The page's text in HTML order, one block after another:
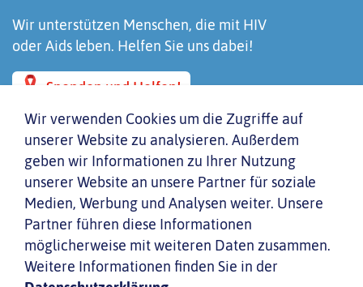
Wir unterstützen Menschen, die mit HIV
oder Aids leben. Helfen Sie uns dabei!
Spenden und Helfen!
Inhaltsverzeichnis
Wir verwenden Cookies um die Zugriffe auf
unserer Website zu analysieren. Außerdem
geben wir Informationen zu Ihrer Nutzung
unserer Website an unsere Partner für soziale
Medien, Werbung und Analysen weiter. Unsere
Partner führen diese Informationen
möglicherweise mit weiteren Daten zusammen.
Weitere Informationen finden Sie in der